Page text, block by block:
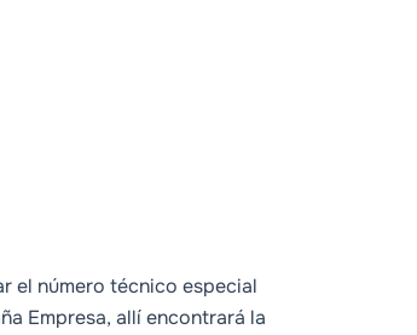
el número técnico especial
Empresa, allí encontrará la